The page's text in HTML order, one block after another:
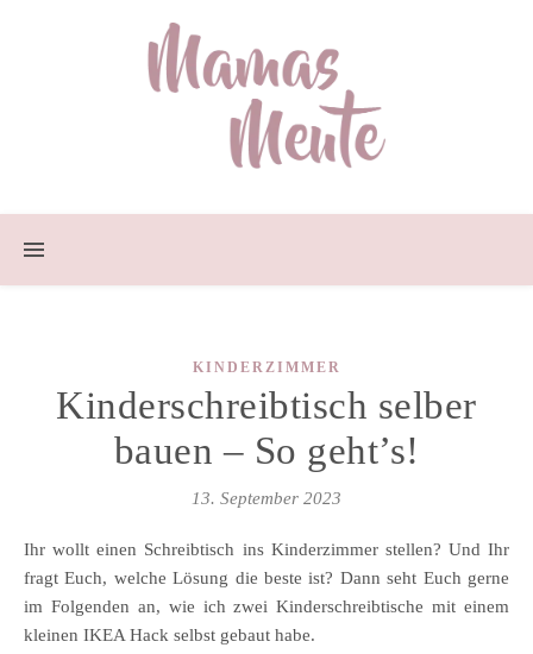
KINDERZIMMER
Kinderschreibtisch selber
bauen – So geht’s!
13. September 2023
Ihr wollt einen Schreibtisch ins Kinderzimmer stellen? Und Ihr
fragt Euch, welche Lösung die beste ist? Dann seht Euch gerne
im Folgenden an, wie ich zwei Kinderschreibtische mit einem
kleinen IKEA Hack selbst gebaut habe.